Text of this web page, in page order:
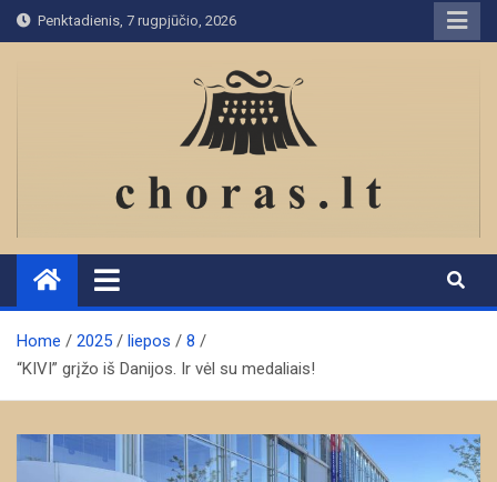
Skip
to
Penktadienis, 7 rugpjūčio, 2026
Home 2025 liepos
8
“KIVI” grįžo iš Danijos. Ir vėl su medaliais!